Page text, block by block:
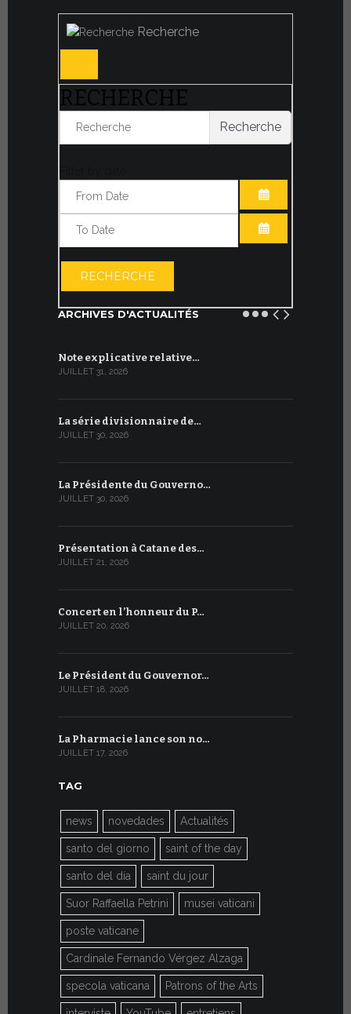
Recherche
RECHERCHE
Recherche
OUVRIR LE
RECHERCHE
ARCHIVES D'ACTUALITÉS
Note explicative relative…
JUILLET 31, 2026
La série divisionnaire de…
JUILLET 30, 2026
La Présidente du Gouverno…
JUILLET 30, 2026
Présentation à Catane des…
JUILLET 21, 2026
Concert en l’honneur du P…
JUILLET 20, 2026
Le Président du Gouvernor…
JUILLET 18, 2026
La Pharmacie lance son no…
JUILLET 17, 2026
TAG
news novedades Actualités
santo del giorno saint of the day
santo del día saint du jour
Suor Raffaella Petrini musei vaticani
poste vaticane
Cardinale Fernando Vérgez Alzaga
specola vaticana Patrons of the Arts